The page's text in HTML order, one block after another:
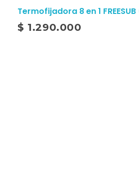
Termofijadora 8 en 1
$ 1.290.000